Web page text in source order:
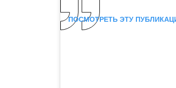
ПОСМОТРЕТЬ ЭТУ